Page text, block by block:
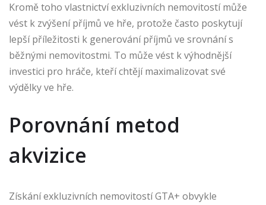
Kromě toho vlastnictví exkluzivních nemovitostí může
vést k zvýšení příjmů ve hře, protože často poskytují
lepší příležitosti k generování příjmů ve srovnání s
běžnými nemovitostmi. To může vést k výhodnější
investici pro hráče, kteří chtějí maximalizovat své
výdělky ve hře.
Porovnání metod
akvizice
Získání exkluzivních nemovitostí GTA+ obvykle